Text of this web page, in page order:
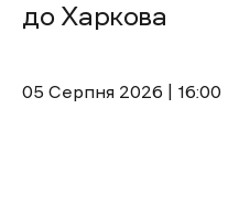
до Харкова
05 Cерпня 2026 | 16:00